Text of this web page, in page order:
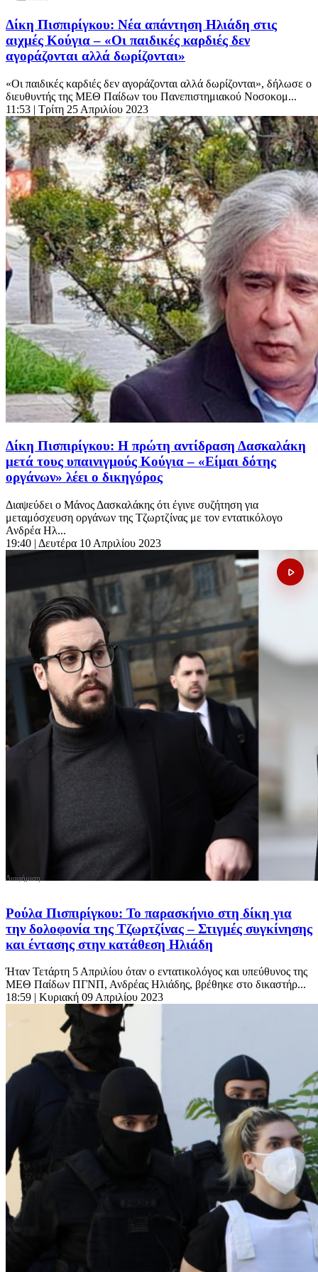
Δίκη Πισπιρίγκου: Νέα απάντηση Ηλιάδη στις
αιχμές Κούγια – «Οι παιδικές καρδιές δεν
αγοράζονται αλλά δωρίζονται»
«Οι παιδικές καρδιές δεν αγοράζονται αλλά δωρίζονται», δήλωσε ο
διευθυντής της ΜΕΘ Παίδων του Πανεπιστημιακού Νοσοκομ...
11:53 | Τρίτη 25 Απριλίου 2023
Δίκη Πισπιρίγκου: Η πρώτη αντίδραση Δασκαλάκη
μετά τους υπαινιγμούς Κούγια – «Είμαι δότης
οργάνων» λέει ο δικηγόρος
Διαψεύδει ο Μάνος Δασκαλάκης ότι έγινε συζήτηση για
μεταμόσχευση οργάνων της Τζωρτζίνας με τον εντατικόλογο
Ανδρέα Ηλ...
19:40 | Δευτέρα 10 Απριλίου 2023
Ρούλα Πισπιρίγκου: Το παρασκήνιο στη δίκη για
την δολοφονία της Τζωρτζίνας – Στιγμές συγκίνησης
και έντασης στην κατάθεση Ηλιάδη
Ήταν Τετάρτη 5 Απριλίου όταν ο εντατικολόγος και υπεύθυνος της
ΜΕΘ Παίδων ΠΓΝΠ, Ανδρέας Ηλιάδης, βρέθηκε στο δικαστήρ...
18:59 | Κυριακή 09 Απριλίου 2023